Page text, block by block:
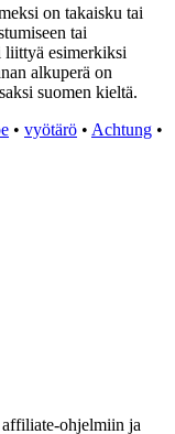
on takaisku tai
tai
liittyä esimerkiksi
alkuperä on
suomen kieltä.
• vyötärö • Achtung •
ohjelmiin ja